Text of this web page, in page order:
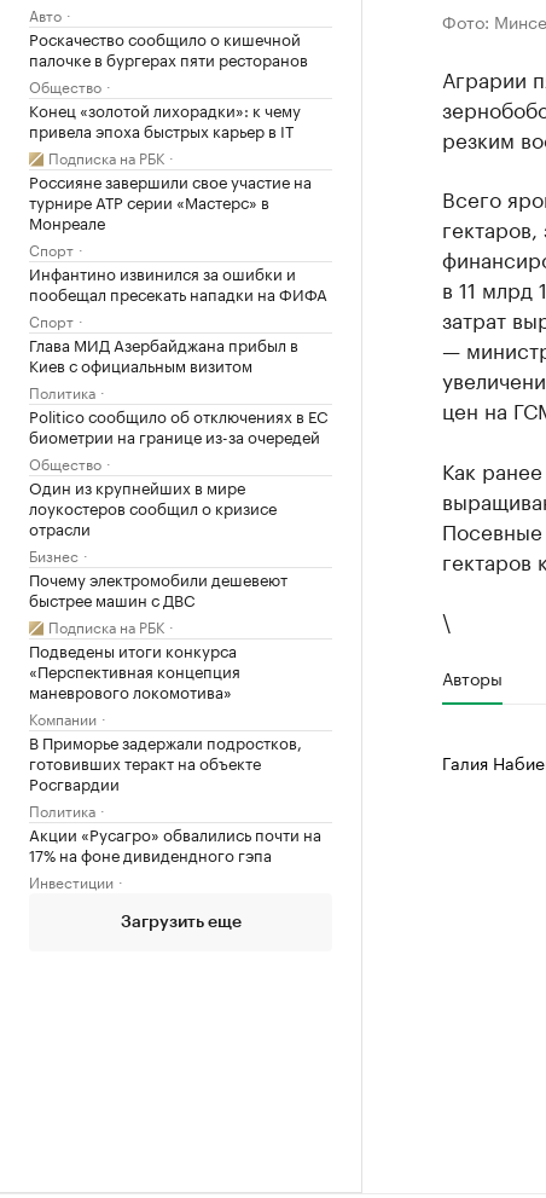
Авто
Роскачество сообщило о кишечной
палочке в бургерах пяти ресторанов
Общество
Конец «золотой лихорадки»: к чему
привела эпоха быстрых карьер в IT
Подписка на РБК
Россияне завершили свое участие на
турнире ATP серии «Мастерс» в
Монреале
Спорт
Инфантино извинился за ошибки и
пообещал пресекать нападки на ФИФА
Спорт
Глава МИД Азербайджана прибыл в
Киев с официальным визитом
Политика
Politico сообщило об отключениях в ЕС
биометрии на границе из-за очередей
Общество
Один из крупнейших в мире
лоукостеров сообщил о кризисе
отрасли
Бизнес
Почему электромобили дешевеют
быстрее машин с ДВС
Подписка на РБК
Подведены итоги конкурса
«Перспективная концепция
маневрового локомотива»
Компании
В Приморье задержали подростков,
готовивших теракт на объекте
Росгвардии
Политика
Акции «Русагро» обвалились почти на
17% на фоне дивидендного гэпа
Инвестиции
Загрузить еще
Фото:
Аграрии
резким
Всего
в 11
затрат
—
цен на
Как ранее
Посевные
гектаров
\
Авторы
Галия